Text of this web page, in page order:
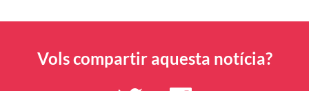
Vols compartir aquesta notícia?